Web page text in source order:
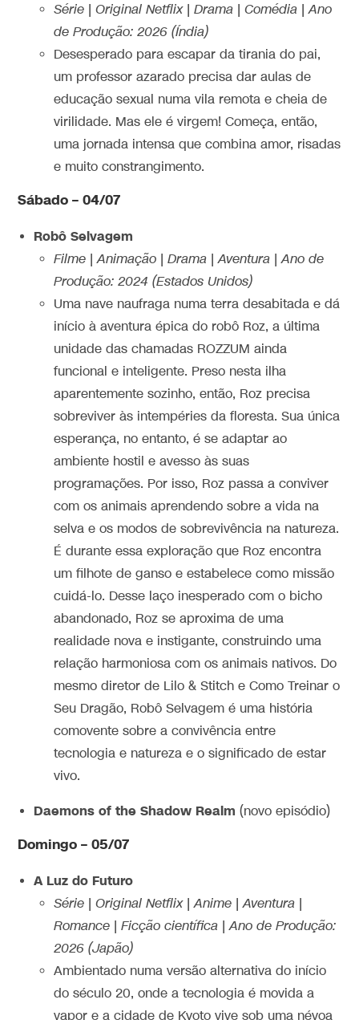
Série | Original Netflix | Drama | Comédia | Ano
de Produção: 2026 (Índia)
Desesperado para escapar da tirania do pai,
um professor azarado precisa dar aulas de
educação sexual numa vila remota e cheia de
virilidade. Mas ele é virgem! Começa, então,
uma jornada intensa que combina amor, risadas
e muito constrangimento.
Sábado – 04/07
Robô Selvagem
Filme | Animação | Drama | Aventura | Ano de
Produção: 2024 (Estados Unidos)
Uma nave naufraga numa terra desabitada e dá
início à aventura épica do robô Roz, a última
unidade das chamadas ROZZUM ainda
funcional e inteligente. Preso nesta ilha
aparentemente sozinho, então, Roz precisa
sobreviver às intempéries da floresta. Sua única
esperança, no entanto, é se adaptar ao
ambiente hostil e avesso às suas
programações. Por isso, Roz passa a conviver
com os animais aprendendo sobre a vida na
selva e os modos de sobrevivência na natureza.
É durante essa exploração que Roz encontra
um filhote de ganso e estabelece como missão
cuidá-lo. Desse laço inesperado com o bicho
abandonado, Roz se aproxima de uma
realidade nova e instigante, construindo uma
relação harmoniosa com os animais nativos. Do
mesmo diretor de Lilo & Stitch e Como Treinar o
Seu Dragão, Robô Selvagem é uma história
comovente sobre a convivência entre
tecnologia e natureza e o significado de estar
vivo.
Daemons of the Shadow Realm (novo episódio)
Domingo – 05/07
A Luz do Futuro
Série | Original Netflix | Anime | Aventura |
Romance | Ficção científica | Ano de Produção:
2026 (Japão)
Ambientado numa versão alternativa do início
do século 20, onde a tecnologia é movida a
vapor e a cidade de Kyoto vive sob uma névoa